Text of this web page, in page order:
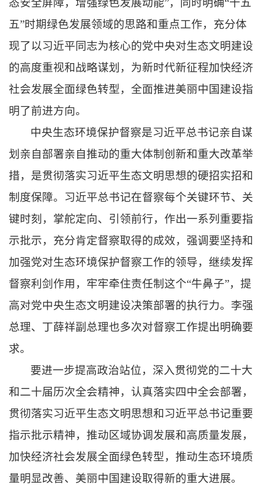
态安全屏障，增强绿色发展动能”，同时明确“十五
五”时期绿色发展领域的思路和重点工作，充分体
现了以习近平同志为核心的党中央对生态文明建设
的高度重视和战略谋划，为新时代新征程加快经济
社会发展全面绿色转型，全面推进美丽中国建设指
明了前进方向。
中央生态环境保护督察是习近平总书记亲自谋
划亲自部署亲自推动的重大体制创新和重大改革举
措，是贯彻落实习近平生态文明思想的硬招实招和
制度保障。习近平总书记在督察每个关键环节、关
键时刻，掌舵定向、引领前行，作出一系列重要指
示批示，充分肯定督察取得的成效，强调要坚持和
加强党对生态环境保护督察工作的领导，继续发挥
督察利剑作用，牢牢牵住责任制这个“牛鼻子”，提
高对党中央生态文明建设决策部署的执行力。李强
总理、丁薛祥副总理也多次对督察工作提出明确要
求。
要进一步提高政治站位，深入贯彻党的二十大
和二十届历次全会精神，认真落实四中全会部署，
贯彻落实习近平生态文明思想和习近平总书记重要
指示批示精神，推动区域协调发展和高质量发展，
加快经济社会发展全面绿色转型，推动生态环境质
量明显改善、美丽中国建设取得新的重大进展。